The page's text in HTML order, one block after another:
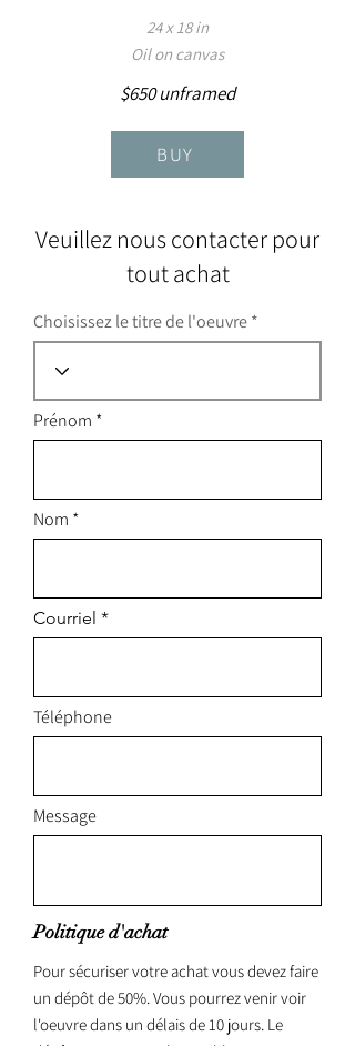
24 x 18 in
Oil on canvas
$650 unframed
BUY
Veuillez nous contacter pour
tout achat
Choisissez le titre de l'oeuvre
Prénom
Nom
Courriel
Téléphone
Message
Politique d'achat
Pour sécuriser votre achat vous devez faire
un dépôt de 50%. Vous pourrez venir voir
l'oeuvre dans un délais de 10 jours. Le